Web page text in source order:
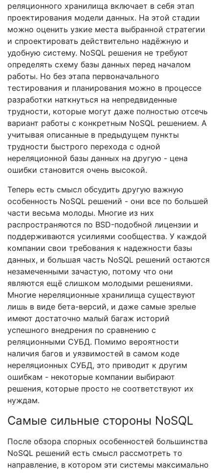
реляционного хранилища включает в себя этап
проектирования модели данных. На этой стадии
можно оценить узкие места выбранной стратегии
и спроектировать действительно надёжную и
удобную систему. NoSQL решения не требуют
определять схему базы данных перед началом
работы. Но без этапа первоначального
тестирования и планирования можно в процессе
разработки наткнуться на непредвиденные
трудности, которые могут даже полностью отсечь
вариант работы с конкретным NoSQL решением. А
учитывая описанные в предыдущем пункты
трудности быстрого перехода с одной
нереляционной базы данных на другую - цена
ошибки становится очень высокой.
Теперь есть смысл обсудить другую важную
особенность NoSQL решений - они все по большей
части весьма молоды. Многие из них
распространяются по BSD-подобной лицензии и
поддерживаются усилиями сообщества. У каждой
компании свои требования к надежности базы
данных, и большая часть NoSQL решений остаются
незамеченными зачастую, потому что они
являются ещё слишком молодыми решениями.
Многие нереляционные хранилища существуют
лишь в виде бета-версий, и даже самые зрелые
имеют достаточно малый багаж историй
успешного внедрения по сравнению с
реляционными СУБД. Помимо вероятности
наличия багов и уязвимостей в самом коде
нереляционных СУБД, это приводит к другим
ошибкам - некоторые компании выбирают
решения, которые просто не соответствуют их
нуждам.
Самые сильные стороны NoSQL
После обзора спорных особенностей большинства
NoSQL решений есть смысл рассмотреть то
направление, в котором эти системы максимально